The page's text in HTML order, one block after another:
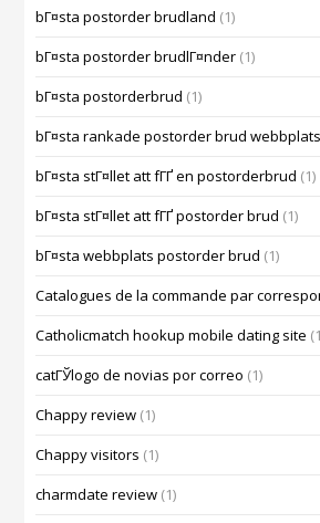
bГ¤sta postorder brudland (1)
bГ¤sta postorder brudlГ¤nder (1)
bГ¤sta postorderbrud (1)
bГ¤sta rankade postorder brud
bГ¤sta stГ¤llet att fГҐ en postorderbrud (1)
bГ¤sta stГ¤llet att fГҐ postorder brud (1)
bГ¤sta webbplats postorder brud (1)
Catalogues de la commande par
Catholicmatch hookup mobile dating site
catГЎlogo de novias por correo (1)
Chappy review (1)
Chappy visitors (1)
charmdate review (1)